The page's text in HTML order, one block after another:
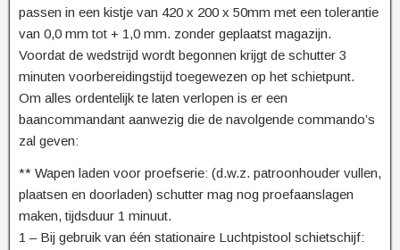
passen in een kistje van 420 x 200 x 50mm met een tolerantie
van 0,0 mm tot + 1,0 mm. zonder geplaatst magazijn.
Voordat de wedstrijd wordt begonnen krijgt de schutter 3
minuten voorbereidingstijd toegewezen op het schietpunt.
Om alles ordentelijk te laten verlopen is er een
baancommandant aanwezig die de navolgende commando’s
zal geven:
** Wapen laden voor proefserie: (d.w.z. patroonhouder vullen,
plaatsen en doorladen) schutter mag nog proefaanslagen
maken, tijdsduur 1 minuut.
1 – Bij gebruik van één stationaire Luchtpistool schietschijf: